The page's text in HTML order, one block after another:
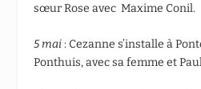
sœur Rose avec Maxime Conil.
5 mai: Cezanne s’installe à
Ponthuis, avec sa femme et